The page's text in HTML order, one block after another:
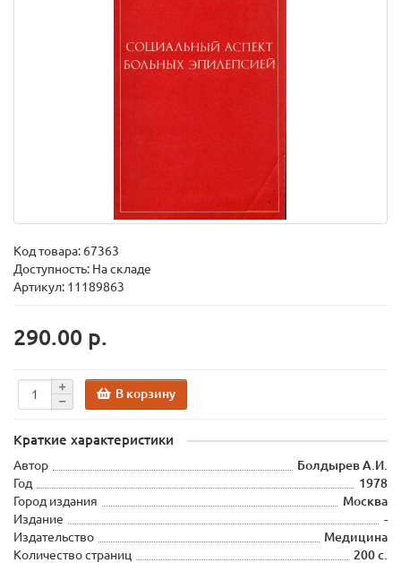
Код товара: 67363
Доступность: На складе
Артикул: 11189863
290.00 р.
В корзину
Краткие характеристики
Автор
Болдырев А.И.
Год
1978
Город издания
Москва
Издание
-
Издательство
Медицина
Количество страниц
200 с.